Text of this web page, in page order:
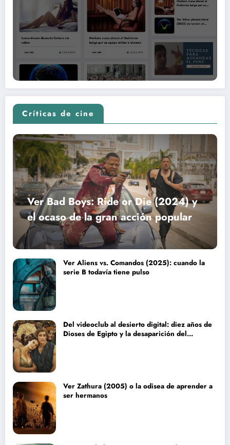
Críticas de cine
Ver Bad Boys: Ride or Die (2024) y
el ocaso de la gran acción popular
Ver Aliens vs. Comandos (2025): cuando la
serie B todavía tiene pulso
Del videoclub al desierto digital: diez años de
Dioses de Egipto y la desaparición del
Ver Zathura (2005) o la odisea de aprender a
ser hermanos